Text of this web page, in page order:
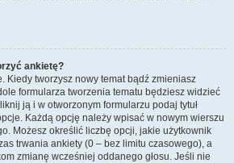
ankietę?
Kiedy tworzysz nowy temat bądź zmieniasz
formularza tworzenia tematu będziesz widzieć
ją i w otworzonym formularzu podaj tytuł
Każdą opcję należy wpisać w nowym wierszu
Możesz określić liczbę opcji, jakie użytkownik
trwania ankiety (0 – bez limitu czasowego), a
zmianę wcześniej oddanego głosu. Jeśli nie